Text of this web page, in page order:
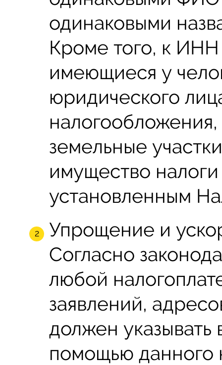
одинаковыми
Кроме того, к
имеющиеся у
юридического
земельные
имущество
установленным
Упрощение и
Согласно
любой
заявлений,
должен
помощью данного